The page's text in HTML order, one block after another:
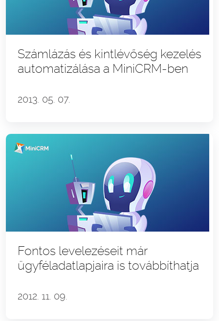
Számlázás és kintlévőség kezelés
automatizálása a MiniCRM-ben
2013. 05. 07.
Fontos levelezéseit már
ügyféladatlapjaira is továbbíthatja
2012. 11. 09.